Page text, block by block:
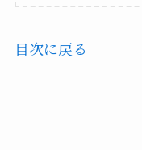
目次に戻る